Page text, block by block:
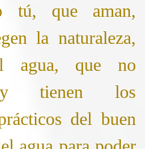
tú, que aman,
la naturaleza,
agua, que no
y tienen los
del buen